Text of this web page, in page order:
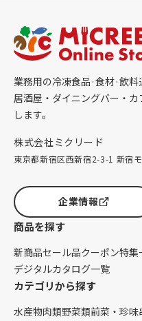
業務用の冷凍食品·食材·飲料
居酒屋・ダイニングバー・
します。
株式会社ミクリード
東京都新宿区西新宿2-3-1 新宿
企業情報
商品を探す
新商品セール品クーポン特集
デジタルカタログ一覧
カテゴリから探す
水産物肉類野菜類前菜・珍味